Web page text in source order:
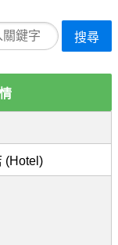
搜尋
(Hotel)